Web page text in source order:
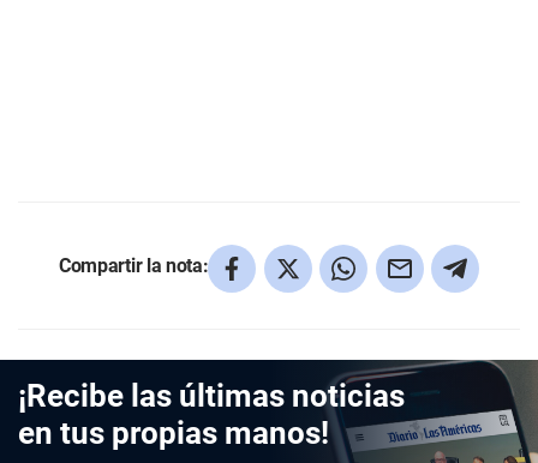
Compartir la nota:
¡Recibe las últimas noticias
en tus propias manos!